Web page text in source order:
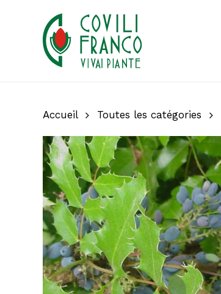
Accueil Toutes les catégories